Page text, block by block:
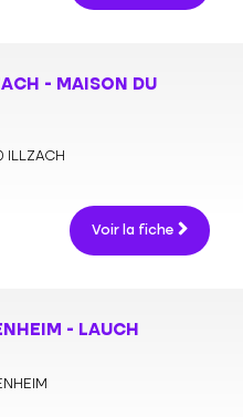
- MAISON DU
ILLZACH
Voir la fiche
- LAUCH